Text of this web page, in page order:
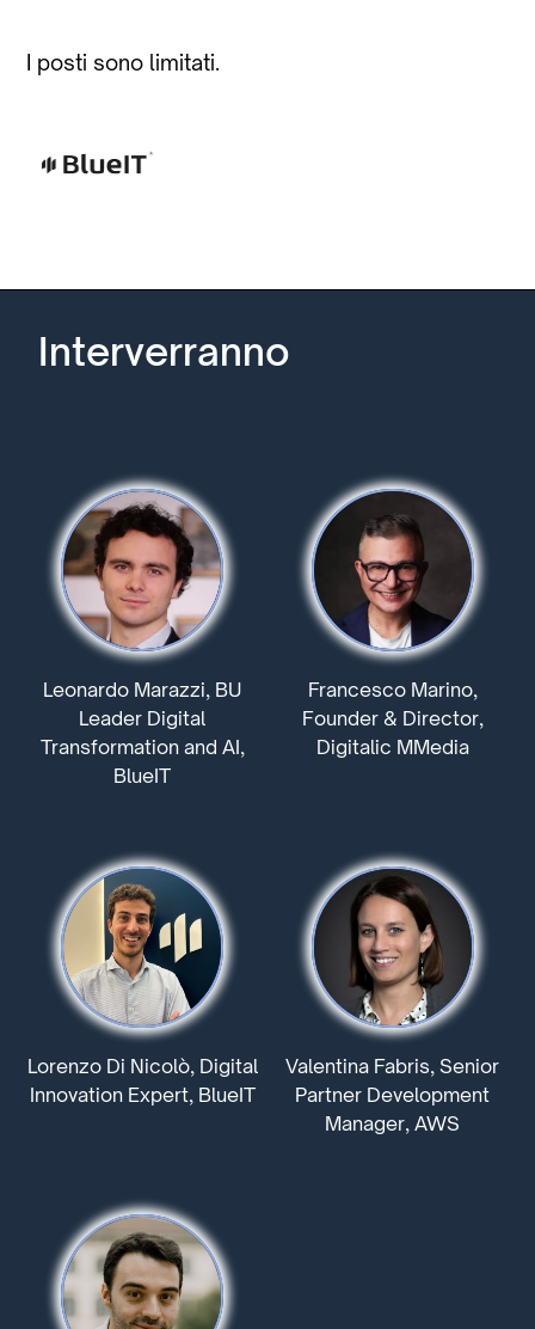
I posti sono limitati.
Interverranno
Leonardo Marazzi, BU
Leader Digital
Transformation and AI,
BlueIT
Francesco Marino,
Founder & Director,
Digitalic MMedia
Lorenzo Di Nicolò, Digital
Innovation Expert, BlueIT
Valentina Fabris, Senior
Partner Development
Manager, AWS